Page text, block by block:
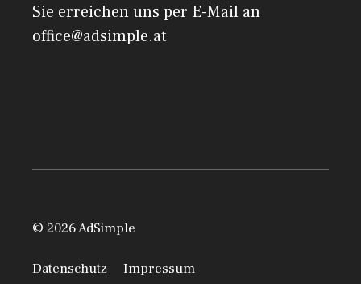
Sie erreichen uns per E-Mail an
office@adsimple.at
© 2026 AdSimple
Datenschutz Impressum